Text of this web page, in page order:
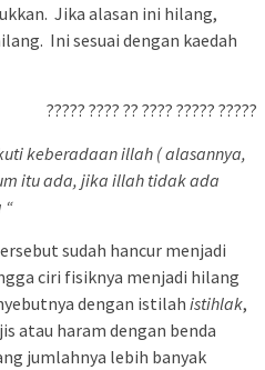
Jika alasan ini hilang,
Ini sesuai dengan kaedah
????? ???? ?? ???? ????? ?????
keberadaanillah ( alasannya,
itu ada, jika illah tidak ada
“
sudah hancur menjadi
ciri fisiknya menjadi hilang
dengan istilah istihlak,
atau haram dengan benda
jumlahnya lebih banyak